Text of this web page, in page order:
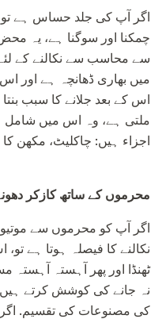
اگر آپ کی جلد حساس ہے
چمکنا اور سوگنا ہے، یہ
سے محاسب سے نکالنے کے
میں بھاری ڈھانچہ ہے اور اس
اس کے بعد جلانے کا سبب
ملتی ہے، وہ اس میں
اجزاء ہیں: چاکلیٹ، مکھن
محرموں کے ساتھ کازکر
اگر آپ کو محرموں سے
نکالنے کا فیصلہ ہوتا ہے تو،
ٹھنڈا اور پھر آہستہ آہستہ
کی مصنوعات کی تقسیم.